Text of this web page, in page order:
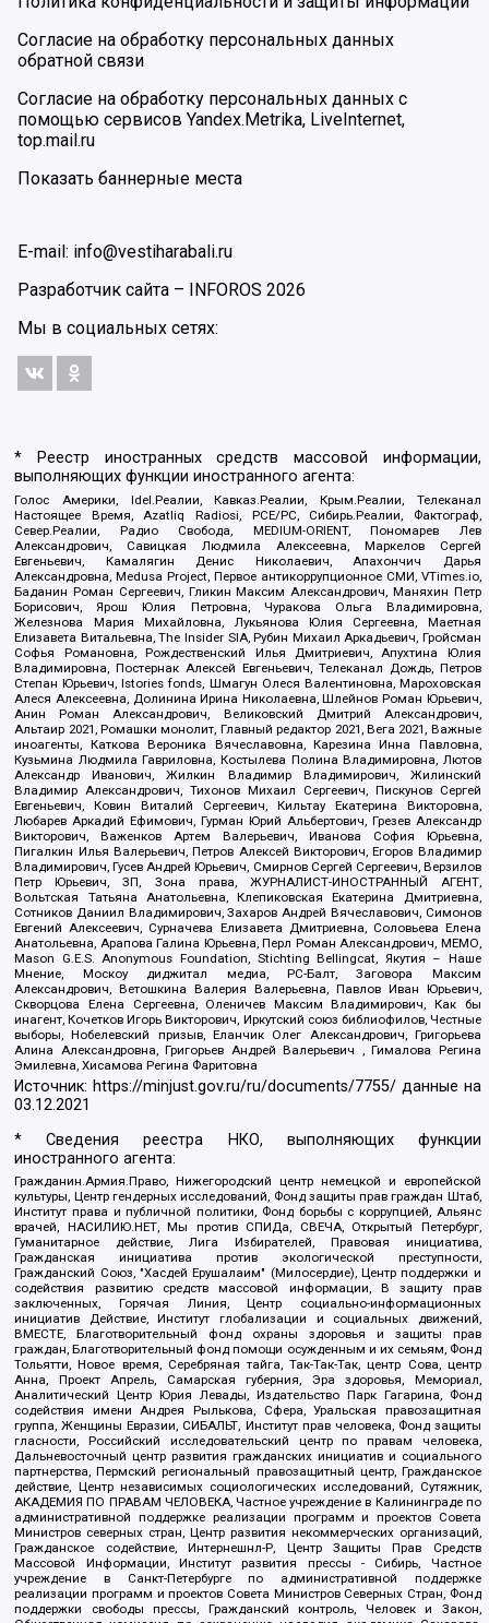
Согласие на обработку персональных данных
обратной связи
Согласие на обработку персональных данных с
помощью сервисов Yandex.Metrika, LiveInternet,
top.mail.ru
Показать баннерные места
E-mail: info@vestiharabali.ru
Разработчик сайта – INFOROS 2026
Мы в социальных сетях:
* Реестр иностранных средств массовой информации,
выполняющих функции иностранного агента:
Голос Америки, Idel.Реалии, Кавказ.Реалии, Крым.Реалии, Телеканал
Настоящее Время, Azatliq Radiosi, PCE/PC, Сибирь.Реалии, Фактограф,
Север.Реалии, Радио Свобода, MEDIUM-ORIENT, Пономарев Лев
Александрович, Савицкая Людмила Алексеевна, Маркелов Сергей
Евгеньевич, Камалягин Денис Николаевич, Апахончич Дарья
Александровна, Medusa Project, Первое антикоррупционное СМИ, VTimes.io,
Баданин Роман Сергеевич, Гликин Максим Александрович, Маняхин Петр
Борисович, Ярош Юлия Петровна, Чуракова Ольга Владимировна,
Железнова Мария Михайловна, Лукьянова Юлия Сергеевна, Маетная
Елизавета Витальевна, The Insider SIA, Рубин Михаил Аркадьевич, Гройсман
Софья Романовна, Рождественский Илья Дмитриевич, Апухтина Юлия
Владимировна, Постернак Алексей Евгеньевич, Телеканал Дождь, Петров
Степан Юрьевич, Istories fonds, Шмагун Олеся Валентиновна, Мароховская
Алеся Алексеевна, Долинина Ирина Николаевна, Шлейнов Роман Юрьевич,
Анин Роман Александрович, Великовский Дмитрий Александрович,
Альтаир 2021, Ромашки монолит, Главный редактор 2021, Вега 2021, Важные
иноагенты, Каткова Вероника Вячеславовна, Карезина Инна Павловна,
Кузьмина Людмила Гавриловна, Костылева Полина Владимировна, Лютов
Александр Иванович, Жилкин Владимир Владимирович, Жилинский
Владимир Александрович, Тихонов Михаил Сергеевич, Пискунов Сергей
Евгеньевич, Ковин Виталий Сергеевич, Кильтау Екатерина Викторовна,
Любарев Аркадий Ефимович, Гурман Юрий Альбертович, Грезев Александр
Викторович, Важенков Артем Валерьевич, Иванова София Юрьевна,
Пигалкин Илья Валерьевич, Петров Алексей Викторович, Егоров Владимир
Владимирович, Гусев Андрей Юрьевич, Смирнов Сергей Сергеевич, Верзилов
Петр Юрьевич, ЗП, Зона права, ЖУРНАЛИСТ-ИНОСТРАННЫЙ АГЕНТ,
Вольтская Татьяна Анатольевна, Клепиковская Екатерина Дмитриевна,
Сотников Даниил Владимирович, Захаров Андрей Вячеславович, Симонов
Евгений Алексеевич, Сурначева Елизавета Дмитриевна, Соловьева Елена
Анатольевна, Арапова Галина Юрьевна, Перл Роман Александрович, МЕМО,
Mason G.E.S. Anonymous Foundation, Stichting Bellingcat, Якутия – Наше
Мнение, Москоу диджитал медиа, РС-Балт, Заговора Максим
Александрович, Ветошкина Валерия Валерьевна, Павлов Иван Юрьевич,
Скворцова Елена Сергеевна, Оленичев Максим Владимирович, Как бы
инагент, Кочетков Игорь Викторович, Иркутский союз библиофилов, Честные
выборы, Нобелевский призыв, Еланчик Олег Александрович, Григорьева
Алина Александровна, Григорьев Андрей Валерьевич , Гималова Регина
Эмилевна, Хисамова Регина Фаритовна
Источник: https://minjust.gov.ru/ru/documents/7755/ данные на
03.12.2021
* Сведения реестра НКО, выполняющих функции
иностранного агента:
Гражданин.Армия.Право, Нижегородский центр немецкой и европейской
культуры, Центр гендерных исследований, Фонд защиты прав граждан Штаб,
Институт права и публичной политики, Фонд борьбы с коррупцией, Альянс
врачей, НАСИЛИЮ.НЕТ, Мы против СПИДа, СВЕЧА, Открытый Петербург,
Гуманитарное действие, Лига Избирателей, Правовая инициатива,
Гражданская инициатива против экологической преступности,
Гражданский Союз, "Хасдей Ерушалаим" (Милосердие), Центр поддержки и
содействия развитию средств массовой информации, В защиту прав
заключенных, Горячая Линия, Центр социально-информационных
инициатив Действие, Институт глобализации и социальных движений,
ВМЕСТЕ, Благотворительный фонд охраны здоровья и защиты прав
граждан, Благотворительный фонд помощи осужденным и их семьям, Фонд
Тольятти, Новое время, Серебряная тайга, Так-Так-Так, центр Сова, центр
Анна, Проект Апрель, Самарская губерния, Эра здоровья, Мемориал,
Аналитический Центр Юрия Левады, Издательство Парк Гагарина, Фонд
содействия имени Андрея Рылькова, Сфера, Уральская правозащитная
группа, Женщины Евразии, СИБАЛЬТ, Институт прав человека, Фонд защиты
гласности, Российский исследовательский центр по правам человека,
Дальневосточный центр развития гражданских инициатив и социального
партнерства, Пермский региональный правозащитный центр, Гражданское
действие, Центр независимых социологических исследований, Сутяжник,
АКАДЕМИЯ ПО ПРАВАМ ЧЕЛОВЕКА, Частное учреждение в Калининграде по
административной поддержке реализации программ и проектов Совета
Министров северных стран, Центр развития некоммерческих организаций,
Гражданское содействие, Интернешнл-Р, Центр Защиты Прав Средств
Массовой Информации, Институт развития прессы - Сибирь, Частное
учреждение в Санкт-Петербурге по административной поддержке
реализации программ и проектов Совета Министров Северных Стран, Фонд
поддержки свободы прессы, Гражданский контроль, Человек и Закон,